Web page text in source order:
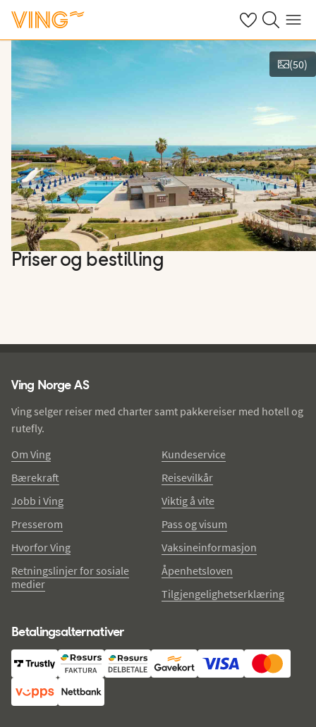
Se dine sparte
Søk påMeny
Se bilder og film
(50)
Priser og bestilling
Ving Norge AS
Ving selger reiser med charter samt pakkereiser med hotell og
rutefly.
Om Ving
Bærekraft
Jobb i Ving
Presserom
Hvorfor Ving
Retningslinjer for sosiale
medier
Kundeservice
Reisevilkår
Viktig å vite
Pass og visum
Vaksineinformasjon
Åpenhetsloven
Tilgjengelighetserklæring
Betalingsalternativer